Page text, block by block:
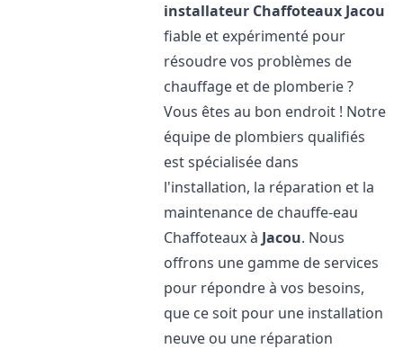
installateur Chaffoteaux Jacou
fiable et expérimenté pour
résoudre vos problèmes de
chauffage et de plomberie ?
Vous êtes au bon endroit ! Notre
équipe de plombiers qualifiés
est spécialisée dans
l'installation, la réparation et la
maintenance de chauffe-eau
Chaffoteaux à Jacou. Nous
offrons une gamme de services
pour répondre à vos besoins,
que ce soit pour une installation
neuve ou une réparation